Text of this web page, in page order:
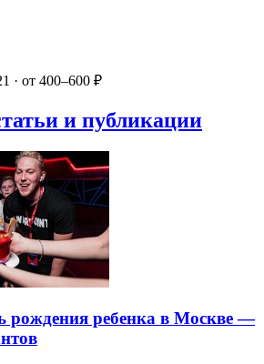
· от 400–600 ₽
и публикации
рождения ребенка в Москве —